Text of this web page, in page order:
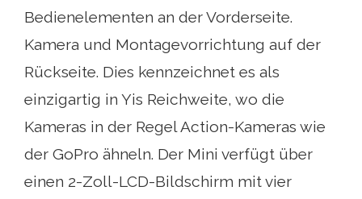
Bedienelementen an der Vorderseite.
Kamera und Montagevorrichtung auf der
Rückseite. Dies kennzeichnet es als
einzigartig in Yis Reichweite, wo die
Kameras in der Regel Action-Kameras wie
der GoPro ähneln. Der Mini verfügt über
einen 2-Zoll-LCD-Bildschirm mit vier